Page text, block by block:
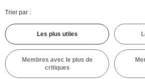
Trier par :
Les plus utiles
Membres avec le plus de
critiques